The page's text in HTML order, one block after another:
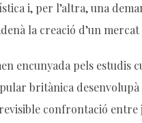
i, per l’altra, una
la creació d’un
encunyada pels estudis
britànica
confrontació entre